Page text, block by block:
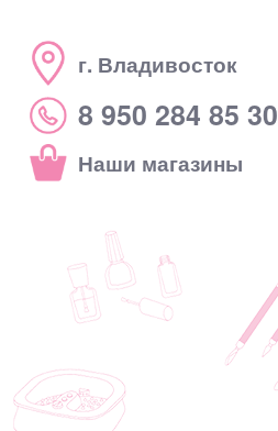
г. Владивосток
8 950 284 85 30
Наши магазины